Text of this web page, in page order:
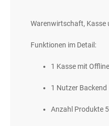
Warenwirtschaft, Kasse
Funktionen im Detail:
1 Kasse mit
1 Nutzer Backend
Anzahl Produkte